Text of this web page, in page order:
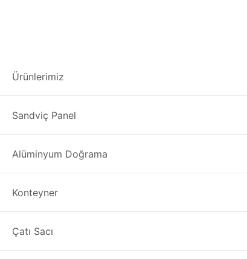
Ürünlerimiz
Sandviç Panel
Alüminyum Doğrama
Konteyner
Çatı Sacı
saç çatı
alüminyum, bakır ve çinko alaşımları,
özelliklere sahiptir. Konvansiyonel
alüminyumdan daha ağır ve
için kullanılır.